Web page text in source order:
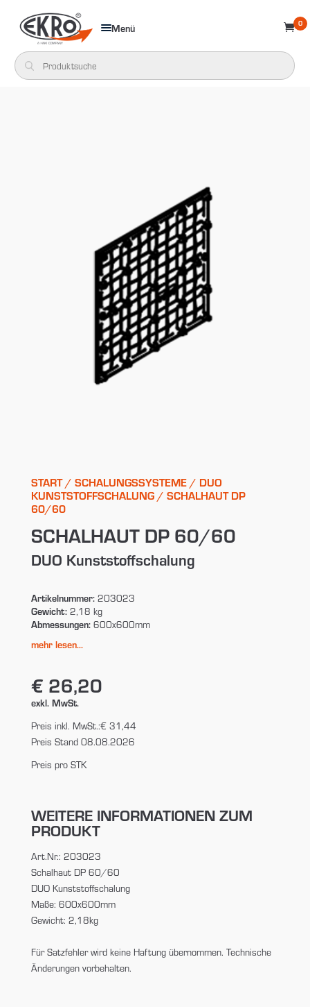
Menü  0
START/ SCHALUNGSSYSTEME/ DUO
KUNSTSTOFFSCHALUNG/ SCHALHAUT DP
60/60
SCHALHAUT DP 60/60
DUO Kunststoffschalung
Artikelnummer:203023
Gewicht:2,18 kg
Abmessungen:600x600mm
mehr lesen...
€ 26,20
exkl. MwSt.
Preis inkl. MwSt.:€ 31,44
Preis Stand 08.08.2026
Preis pro STK
WEITERE INFORMATIONEN ZUM
PRODUKT
Art.Nr.: 203023
Schalhaut DP 60/60
DUO Kunststoffschalung
Maße: 600x600mm
Gewicht: 2,18kg
Für Satzfehler wird keine Haftung übernommen. Technische
Änderungen vorbehalten.